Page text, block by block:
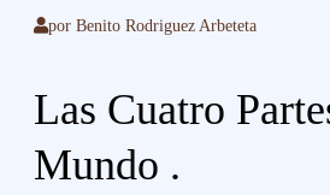
porBenito Rodriguez Arbeteta
Las Cuatro
Mundo .